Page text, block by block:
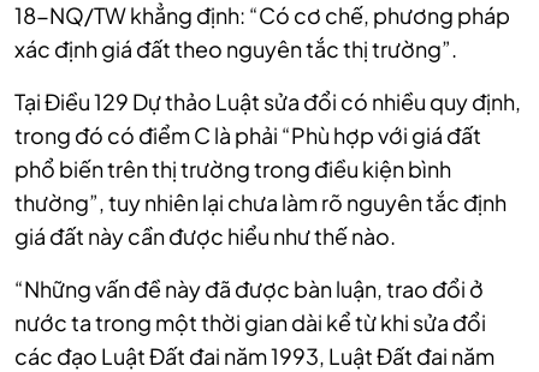
18-NQ/TW khẳng định: “Có cơ chế, phương pháp
xác định giá đất theo nguyên tắc thị trường”.
Tại Điều 129 Dự thảo Luật sửa đổi có nhiều quy định,
trong đó có điểm C là phải “Phù hợp với giá đất
phổ biến trên thị trường trong điều kiện bình
thường”, tuy nhiên lại chưa làm rõ nguyên tắc định
giá đất này cần được hiểu như thế nào.
“Những vấn đề này đã được bàn luận, trao đổi ở
nước ta trong một thời gian dài kể từ khi sửa đổi
các đạo Luật Đất đai năm 1993, Luật Đất đai năm